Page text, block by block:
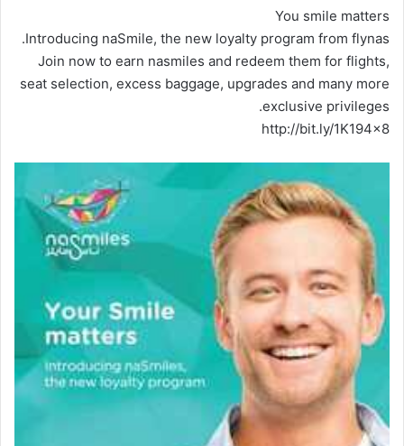
You smile matters
Introducing naSmile, the new loyalty program from flynas.
Join now to earn nasmiles and redeem them for flights,
seat selection, excess baggage, upgrades and many more
exclusive privileges.
http://bit.ly/1K194x8